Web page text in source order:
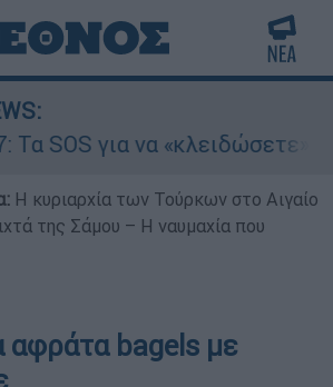
για να «κλειδώσετε» το
Η κυριαρχία των Τούρκων στο Αιγαίο
της Σάμου – Η ναυμαχία που
αφράτα bagels με